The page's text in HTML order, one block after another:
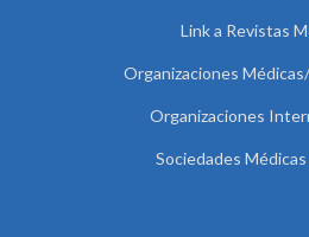
Link a Revistas
Organizaciones
Organizaciones
Sociedades